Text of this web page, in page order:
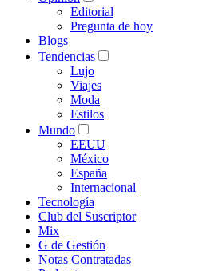
Editorial
Pregunta de hoy
Blogs
Tendencias
Lujo
Viajes
Moda
Estilos
Mundo
EEUU
México
España
Internacional
Tecnología
Club del Suscriptor
Mix
G de Gestión
Notas Contratadas